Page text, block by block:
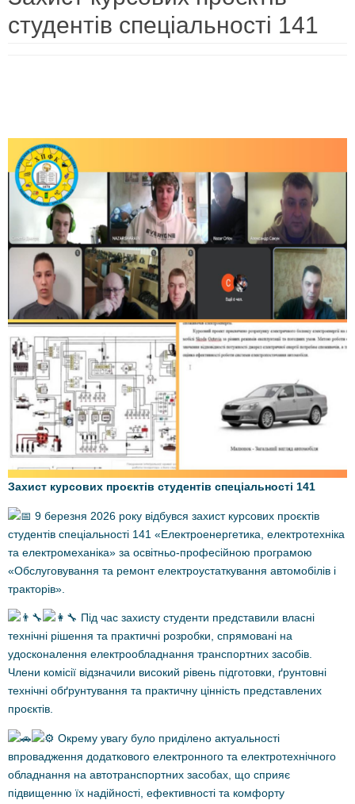
студентів спеціальності 141
Захист курсових проєктів студентів спеціальності 141
9 березня 2026 року відбувся захист курсових проєктів
студентів спеціальності 141 «Електроенергетика, електротехніка
та електромеханіка» за освітньо-професійною програмою
«Обслуговування та ремонт електроустаткування автомобілів і
тракторів».
Під час захисту студенти представили власні
технічні рішення та практичні розробки, спрямовані на
удосконалення електрообладнання транспортних засобів.
Члени комісії відзначили високий рівень підготовки, ґрунтовні
технічні обґрунтування та практичну цінність представлених
проєктів.
Окрему увагу було приділено актуальності
впровадження додаткового електронного та електротехнічного
обладнання на автотранспортних засобах, що сприяє
підвищенню їх надійності, ефективності та комфорту